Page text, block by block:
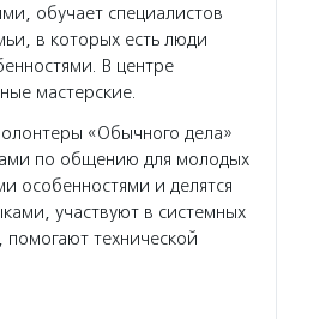
обучает специалистов
в которых есть люди
В центре
мастерские.
«Обычного дела»
по общению для молодых
особенностями и делятся
участвуют в системных
технической